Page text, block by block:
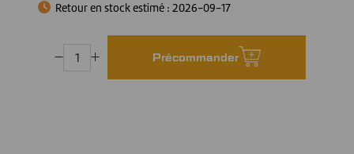
Retour en stock estimé : 2026-09-17
Précommander